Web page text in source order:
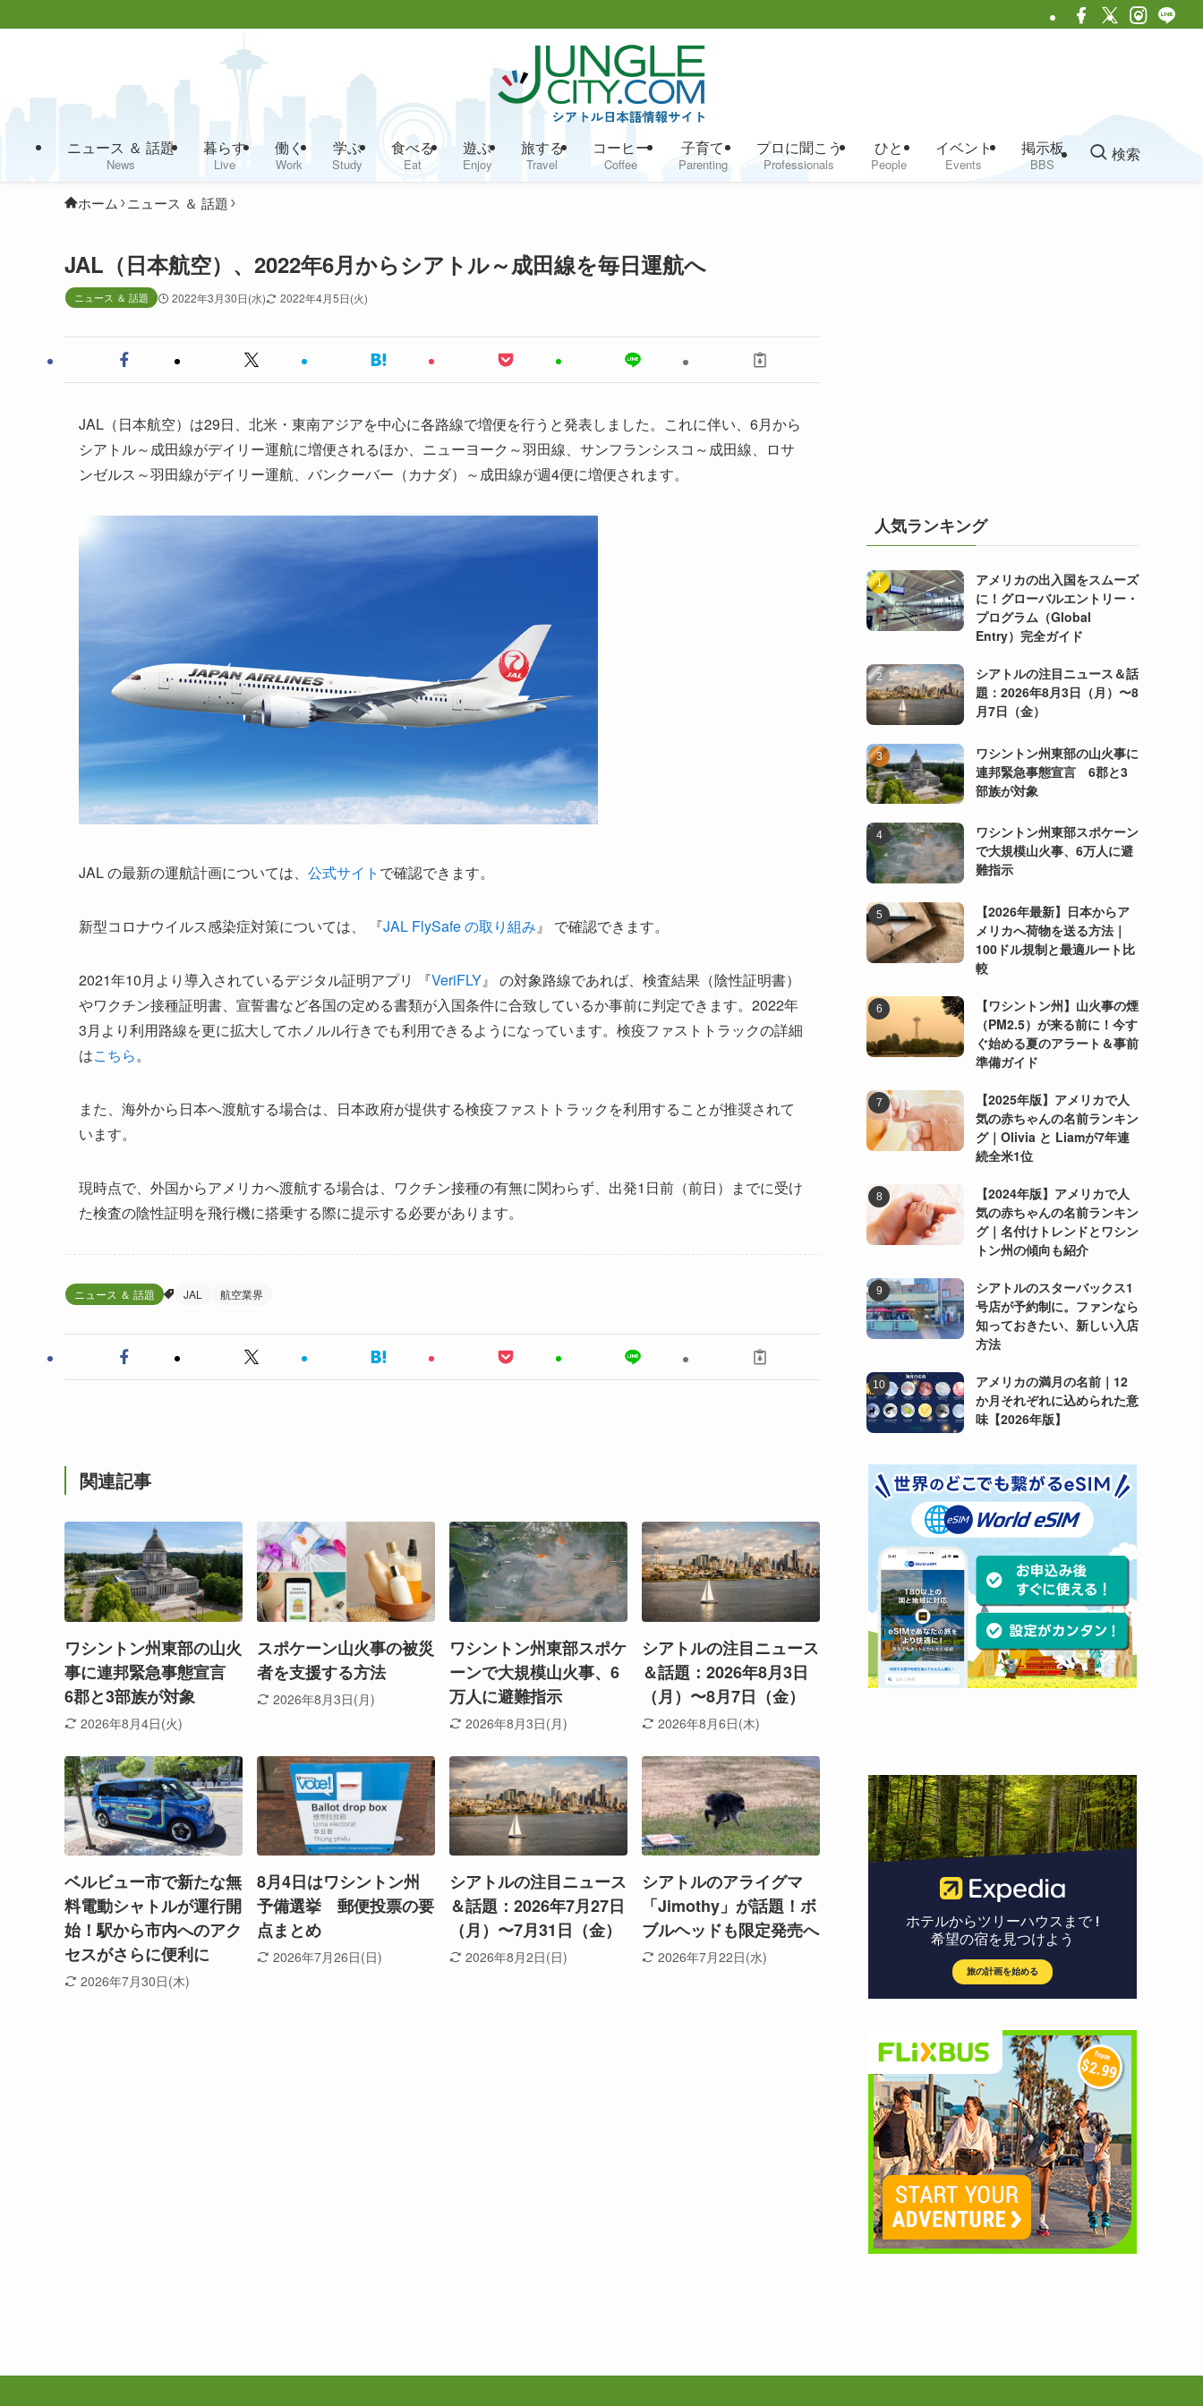
ニュース ＆ 話題
News
暮らす
Live
働く
Work
学ぶ
Study
食べる
Eat
遊ぶ
Enjoy
旅する
Travel
コーヒー
Coffee
子育て
Parenting
プロに聞こう
Professionals
ひと
People
イベント
Events
掲示板
BBS
検索
ホーム ニュース ＆ 話題
JAL（日本航空）、2022年6月からシアトル～成田線を毎日運航へ
ニュース ＆ 話題 2022年3月30日(水) 2022年4月5日(火)
JAL（日本航空）は29日、北米・東南アジアを中心に各路線で増便を行うと発表しました。これに伴い、6月から
シアトル～成田線がデイリー運航に増便されるほか、ニューヨーク～羽田線、サンフランシスコ～成田線、ロサ
ンゼルス～羽田線がデイリー運航、バンクーバー（カナダ）～成田線が週4便に増便されます。
JAL の最新の運航計画については、 公式サイト で確認できます。
新型コロナウイルス感染症対策については、 『JAL FlySafe の取り組み』 で確認できます。
2021年10月より導入されているデジタル証明アプリ 『VeriFLY』 の対象路線であれば、検査結果（陰性証明書）
やワクチン接種証明書、宣誓書など各国の定める書類が入国条件に合致しているか事前に判定できます。2022年
3月より利用路線を更に拡大してホノルル行きでも利用できるようになっています。検疫ファストトラックの詳細
はこちら。
また、海外から日本へ渡航する場合は、日本政府が提供する検疫ファストトラックを利用することが推奨されて
います。
現時点で、外国からアメリカへ渡航する場合は、ワクチン接種の有無に関わらず、出発1日前（前日）までに受け
た検査の陰性証明を飛行機に搭乗する際に提示する必要があります。
ニュース ＆ 話題 JAL 航空業界
関連記事
ワシントン州東部の山火
事に連邦緊急事態宣言
6郡と3部族が対象
2026年8月4日(火)
スポケーン山火事の被災
者を支援する方法
2026年8月3日(月)
ワシントン州東部スポケ
ーンで大規模山火事、6
万人に避難指示
2026年8月3日(月)
シアトルの注目ニュース
＆話題：2026年8月3日
（月）〜8月7日（金）
2026年8月6日(木)
ベルビュー市で新たな無
料電動シャトルが運行開
始！駅から市内へのアク
セスがさらに便利に
2026年7月30日(木)
8月4日はワシントン州
予備選挙 郵便投票の要
点まとめ
2026年7月26日(日)
シアトルの注目ニュース
＆話題：2026年7月27日
（月）〜7月31日（金）
2026年8月2日(日)
シアトルのアライグマ
「Jimothy」が話題！ボ
ブルヘッドも限定発売へ
2026年7月22日(水)
人気ランキング
アメリカの出入国をスムーズ
に！グローバルエントリー・
プログラム（Global
Entry）完全ガイド
シアトルの注目ニュース＆話
題：2026年8月3日（月）〜8
月7日（金）
ワシントン州東部の山火事に
連邦緊急事態宣言 6郡と3
部族が対象
ワシントン州東部スポケーン
で大規模山火事、6万人に避
難指示
【2026年最新】日本からア
メリカへ荷物を送る方法｜
100ドル規制と最適ルート比
較
【ワシントン州】山火事の煙
（PM2.5）が来る前に！今す
ぐ始める夏のアラート＆事前
準備ガイド
【2025年版】アメリカで人
気の赤ちゃんの名前ランキン
グ｜Olivia と Liamが7年連
続全米1位
【2024年版】アメリカで人
気の赤ちゃんの名前ランキン
グ｜名付けトレンドとワシン
トン州の傾向も紹介
シアトルのスターバックス1
号店が予約制に。ファンなら
知っておきたい、新しい入店
方法
アメリカの満月の名前｜12
か月それぞれに込められた意
味【2026年版】